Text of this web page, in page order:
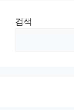
검색